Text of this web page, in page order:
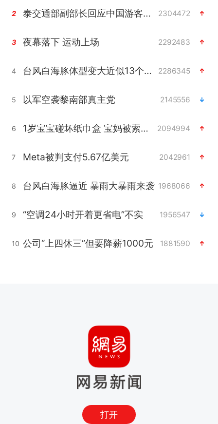
2 泰交通部副部长回应中国游客遭歧视 2304472
3 夜幕落下 运动上场 2292483
4 台风白海豚体型变大近似13个浙江面积 2286345
5 以军空袭黎南部真主党 2145556
6 1岁宝宝碰坏纸巾盒 宝妈被索赔924元 2094994
7 Meta被判支付5.67亿美元 2042961
8 台风白海豚逼近 暴雨大暴雨来袭 1968066
9 “空调24小时开着更省电”不实 1956547
10 公司“上四休三”但要降薪1000元 1881590
打开